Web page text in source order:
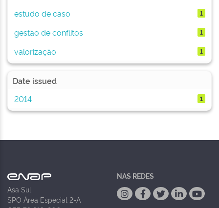
estudo de caso 1
gestão de conflitos 1
valorização 1
Date issued
2014
1
Asa Sul
SPO Área Especial 2-A
NAS REDES